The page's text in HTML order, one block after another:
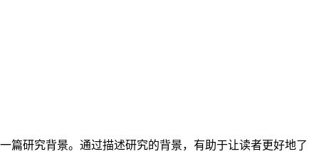
篇研究背景。通过描述研究的背景，有助于让读者更好地了